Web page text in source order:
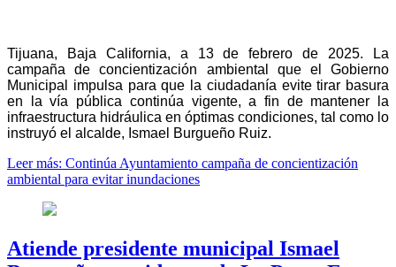
Tijuana, Baja California, a 13 de febrero de 2025. La
campaña de concientización ambiental que el Gobierno
Municipal impulsa para que la ciudadanía evite tirar basura
en la vía pública continúa vigente, a fin de mantener la
infraestructura hidráulica en óptimas condiciones, tal como lo
instruyó el alcalde, Ismael Burgueño Ruiz.
Leer más: Continúa Ayuntamiento campaña de concientización
ambiental para evitar inundaciones
Atiende presidente municipal Ismael